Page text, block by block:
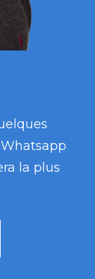
la plus